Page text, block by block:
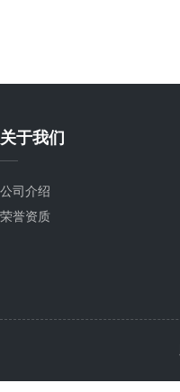
关于我们
公司介绍
荣誉资质